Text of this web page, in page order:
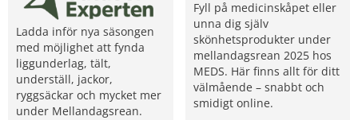
Ladda inför nya säsongen
med möjlighet att fynda
liggunderlag, tält,
underställ, jackor,
ryggsäckar och mycket mer
under Mellandagsrean.
Fyll på medicinskåpet eller
unna dig själv
skönhetsprodukter under
mellandagsrean 2025 hos
MEDS. Här finns allt för ditt
välmående – snabbt och
smidigt online.